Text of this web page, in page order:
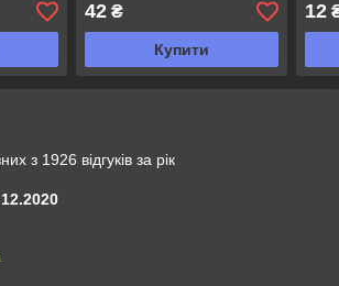
42₴
Купити
12
з 1926 відгуків за рік